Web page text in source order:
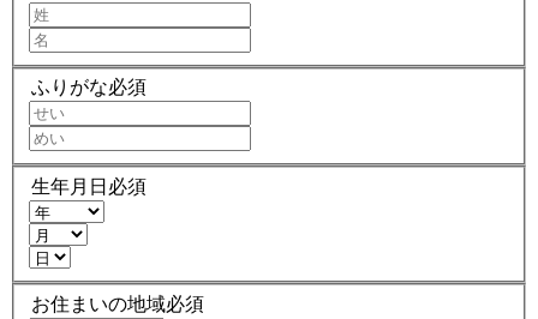
ふりがな必須
生年月日 必須
お住まいの地域必須